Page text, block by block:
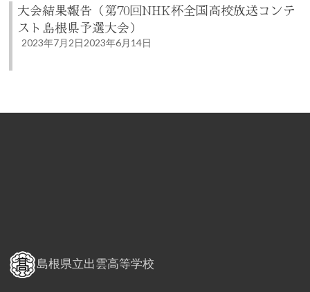
大会結果報告（第70回NHK杯全国高校放送コンテ
スト島根県予選大会）
2023年7月2日2023年6月14日
島根県立出雲高等学校